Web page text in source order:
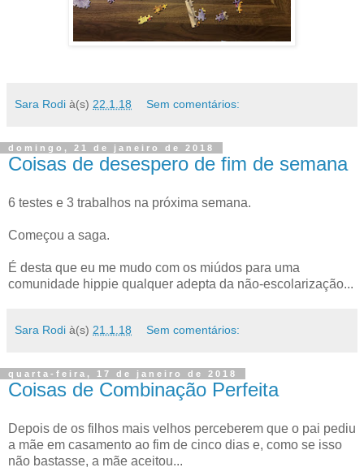
Sara Rodi à(s) 22.1.18 Sem comentários:
domingo, 21 de janeiro de 2018
Coisas de desespero de fim de semana
6 testes e 3 trabalhos na próxima semana.
Começou a saga.
É desta que eu me mudo com os miúdos para uma
comunidade hippie qualquer adepta da não-escolarização...
Sara Rodi à(s) 21.1.18 Sem comentários:
quarta-feira, 17 de janeiro de 2018
Coisas de Combinação Perfeita
Depois de os filhos mais velhos perceberem que o pai pediu
a mãe em casamento ao fim de cinco dias e, como se isso
não bastasse, a mãe aceitou...